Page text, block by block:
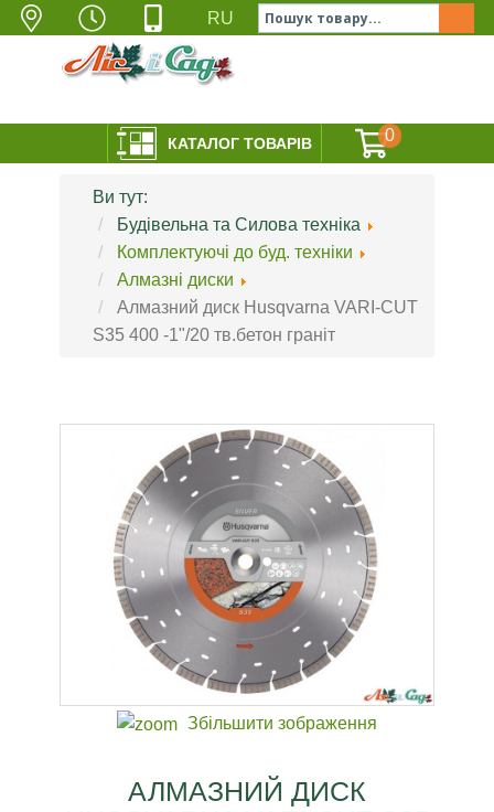
УКРАЇНА, ОДЕСА,
вул. ЛЕВІТАНА 141
Пн-Пт 9:00-18:00;
Сб 10:00-17:00;
Нд - Вихідний
097-525-05-35
063-660-30-11
048-772-88-77
RU
КАТАЛОГ ТОВАРІВ 0
Ви тут:
Будівельна та Силова техніка
Комплектуючі до буд. техніки
Алмазні диски
Алмазний диск Husqvarna VARI-CUT
S35 400 -1"/20 тв.бетон граніт
Збільшити зображення
АЛМАЗНИЙ ДИСК